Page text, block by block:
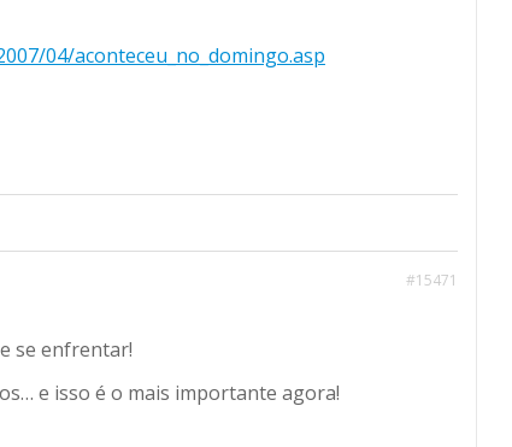
04/aconteceu_no_domingo.asp
#15471
se enfrentar!
e isso é o mais importante agora!